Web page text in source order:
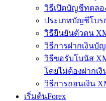
วิธีเปิดบัญชีทดลอ
ประเภทบัญชีโบร
วิธียืนยันตัวตน
วิธีการฝากเงินบั
วิธีขอรับโบนัส
โดยไม่ต้องฝากเงิ
วิธีการถอนเงิน
เริ่มต้นForex